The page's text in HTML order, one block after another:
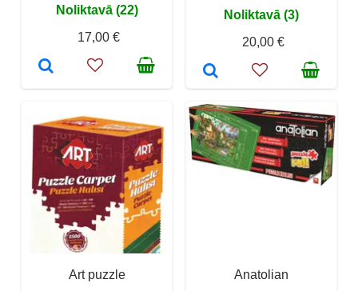
Noliktavā (22)
17,00 €
Noliktavā (3)
20,00 €
Art puzzle
Anatolian